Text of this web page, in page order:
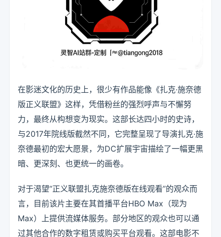
在影迷文化的历史上，很少有作品能像《扎克·施奈德
版正义联盟》这样，凭借粉丝的强烈呼声与不懈努
力，最终从构想变为现实。这部长达四小时的史诗，
与2017年院线版截然不同，它完整呈现了导演扎克·施
奈德最初的宏大愿景，为DC扩展宇宙描绘了一幅更黑
暗、更深刻、也更统一的画卷。
对于渴望“正义联盟扎克施奈德版在线观看”的观众而
言，目前该片主要在其首播平台HBO Max（现为
Max）上提供流媒体服务。部分地区的观众也可以通
过其他合作的数字租赁或购买平台观看。这部电影不